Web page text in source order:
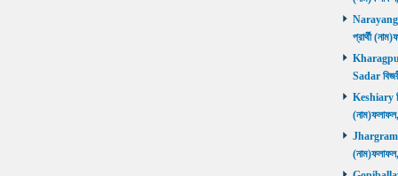
প্রার্থী
Kharagpur
Sadar
Keshiary
Jhargram